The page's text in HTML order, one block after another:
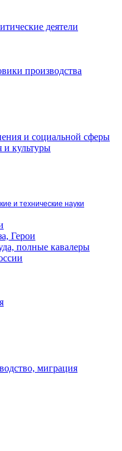
деятели
производства
и социальной сферы
и культуры
и технические науки
Герои
полные кавалеры
миграция